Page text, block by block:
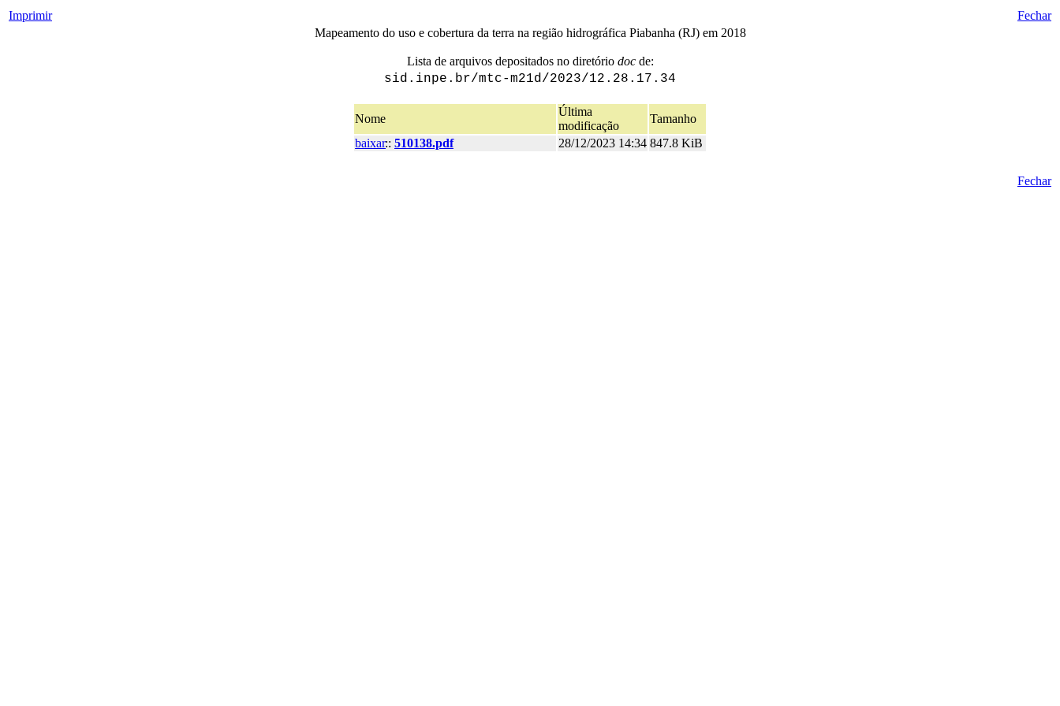
Imprimir
Fechar
Mapeamento do uso e cobertura da terra na região hidrográfica Piabanha (RJ) em 2018
Lista de arquivos depositados no diretório docde:
sid.inpe.br/mtc-m21d/2023/12.28.17.34
Nome
Última
modificação
Tamanho
baixar:: 510138.pdf 28/12/2023 14:34 847.8 KiB
Fechar